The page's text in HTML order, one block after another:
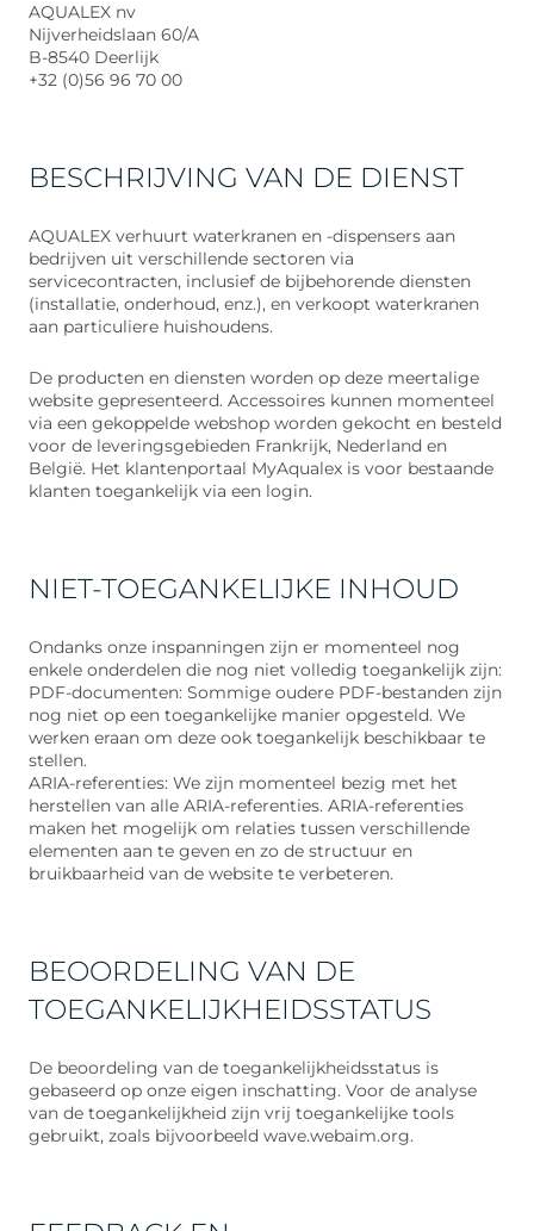
AQUALEX nv
Nijverheidslaan 60/A
B-8540 Deerlijk
+32 (0)56 96 70 00
BESCHRIJVING VAN DE DIENST
AQUALEX verhuurt waterkranen en -dispensers aan
bedrijven uit verschillende sectoren via
servicecontracten, inclusief de bijbehorende diensten
(installatie, onderhoud, enz.), en verkoopt waterkranen
aan particuliere huishoudens.
De producten en diensten worden op deze meertalige
website gepresenteerd. Accessoires kunnen momenteel
via een gekoppelde webshop worden gekocht en besteld
voor de leveringsgebieden Frankrijk, Nederland en
België. Het klantenportaal MyAqualex is voor bestaande
klanten toegankelijk via een login.
NIET-TOEGANKELIJKE INHOUD
Ondanks onze inspanningen zijn er momenteel nog
enkele onderdelen die nog niet volledig toegankelijk zijn:
PDF-documenten: Sommige oudere PDF-bestanden zijn
nog niet op een toegankelijke manier opgesteld. We
werken eraan om deze ook toegankelijk beschikbaar te
stellen.
ARIA-referenties: We zijn momenteel bezig met het
herstellen van alle ARIA-referenties. ARIA-referenties
maken het mogelijk om relaties tussen verschillende
elementen aan te geven en zo de structuur en
bruikbaarheid van de website te verbeteren.
BEOORDELING VAN DE
TOEGANKELIJKHEIDSSTATUS
De beoordeling van de toegankelijkheidsstatus is
gebaseerd op onze eigen inschatting. Voor de analyse
van de toegankelijkheid zijn vrij toegankelijke tools
gebruikt, zoals bijvoorbeeld wave.webaim.org.